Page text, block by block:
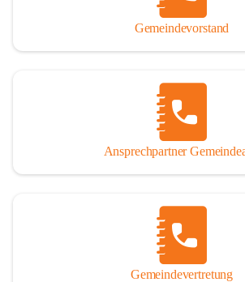
Gemeindevorstand
Ansprechpartner
Gemeindevertretung